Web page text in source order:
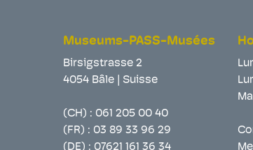
Museums-PASS-Musées
Birsigstrasse 2
4054 Bâle | Suisse
(CH) : 061 205 00 40
(FR) : 03 89 33 96 29
(DE) : 07621 161 36 34